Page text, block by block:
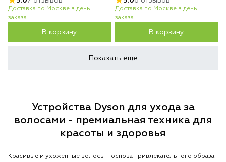
Доставка по Москве в день
заказа.
В корзину
Доставка по Москве в день
заказа.
В корзину
Показать еще
Устройства Dyson для ухода за
волосами - премиальная техника для
красоты и здоровья
Красивые и ухоженные волосы - основа привлекательного образа.